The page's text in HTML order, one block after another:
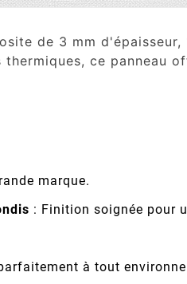
de 3 mm
ce panneau
marque.
: Finition soignée pour
à tout